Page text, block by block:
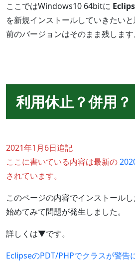
ここではWindows10 64bitに
を新規インストールしていきたい
前のバージョンはそのまま残します
利用休止？併用？
2021年1月6日追記
ここに書いている内容は最新の
されています。
このページの内容でインストール
始めてみて問題が発生しました。
詳しくは▼です。
EclipseのPDT/PHPでクラスが警告